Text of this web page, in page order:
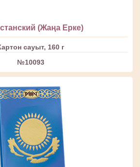
(Жаңа Ерке)
сауыт, 160 г
№10093